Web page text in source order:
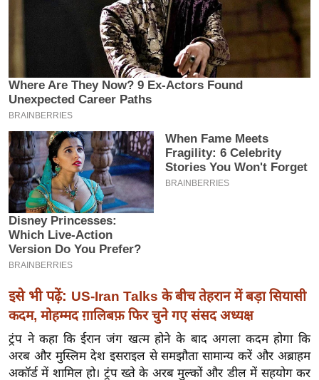
प
र
मि
सा
ल
बे
मि
सा
ल
श
ख्सि
य
त
यं
ग
इसे भी पढ़ें: US-Iran Talks के बीच तेहरान में बड़ा सियासी
कदम, मोहम्मद ग़ालिबफ़ फिर चुने गए संसद अध्यक्ष
ट्रंप ने कहा कि ईरान जंग खत्म होने के बाद अगला कदम होगा कि
अरब और मुस्लिम देश इसराइल से समझौता सामान्य करें और अब्राहम
अकॉर्ड में शामिल हो। ट्रंप ख्ते के अरब मुल्कों और डील में सहयोग कर